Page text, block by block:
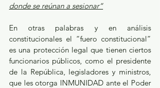
donde se reúnan a sesionar”
En otras palabras y en análisis
constitucionales el “fuero constitucional”
es una protección legal que tienen ciertos
funcionarios públicos, como el presidente
de la República, legisladores y ministros,
que les otorga INMUNIDAD ante el Poder